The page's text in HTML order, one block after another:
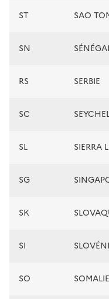
ST SAO
SN
RS SERBIE
SC
SL SIERRA
SG
SK
SI
SO SOMALIE